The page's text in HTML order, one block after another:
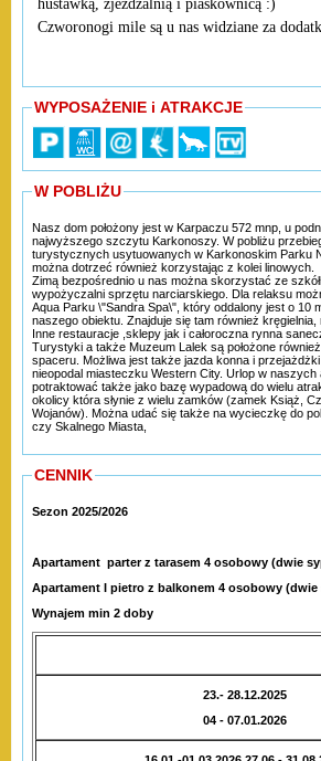
huśtawką, zjeżdżalnią i piaskownicą :)
Czworonogi mile są u nas widziane za
WYPOSAŻENIE i ATRAKCJE
W POBLIŻU
Nasz dom położony jest w Karpaczu 572 mnp, u
najwyższego szczytu Karkonoszy. W pobliżu
turystycznych usytuowanych w Karkonoskim Parku
można dotrzeć również korzystając z kolei linowych.
Zimą bezpośrednio u nas można skorzystać ze
wypożyczalni sprzętu narciarskiego. Dla relaksu
Aqua Parku \"Sandra Spa\", który oddalony jest o 10
naszego obiektu. Znajduje się tam również kręgielnia,
Inne restauracje ,sklepy jak i całoroczna rynna
Turystyki a także Muzeum Lalek są położone
spaceru. Możliwa jest także jazda konna i
nieopodal miasteczku Western City. Urlop w
potraktować także jako bazę wypadową do wielu
okolicy która słynie z wielu zamków (zamek Książ,
Wojanów). Można udać się także na wycieczkę do
czy Skalnego Miasta,
CENNIK
Sezon 2025/2026
Apartament parter z tarasem 4 osobowy (dwie
Apartament I pietro z balkonem 4 osobowy (dwie
Wynajem min 2 doby
23.- 28.12.2025
04 - 07.01.2026